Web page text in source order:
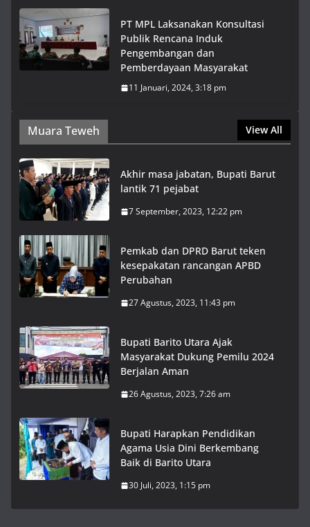
PT MPL Laksanakan Konsultasi
Publik Rencana Induk
Pengembangan dan
Pemberdayaan Masyarakat
11 Januari, 2024, 3:18 pm
Muara Teweh View All
Akhir masa jabatan, Bupati Barut
lantik 71 pejabat
7 September, 2023, 12:22 pm
Pemkab dan DPRD Barut teken
kesepakatan rancangan APBD
Perubahan
27 Agustus, 2023, 11:43 pm
Bupati Barito Utara Ajak
Masyarakat Dukung Pemilu 2024
Berjalan Aman
26 Agustus, 2023, 7:26 am
Bupati Harapkan Pendidikan
Agama Usia Dini Berkembang
Baik di Barito Utara
30 Juli, 2023, 1:15 pm